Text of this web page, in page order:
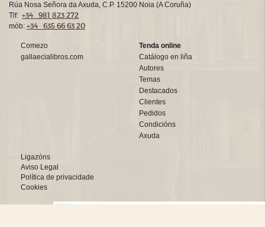
Rúa Nosa Señora da Axuda, C.P. 15200 Noia (A Coruña)
Tlf: +34 981 823 272
mób: +34 635 66 63 20
Comezo
gallaecialibros.com
Tenda online
Catálogo en liña
Autores
Temas
Destacados
Clientes
Pedidos
Condicións
Axuda
Ligazóns
Aviso Legal
Política de privacidade
Cookies